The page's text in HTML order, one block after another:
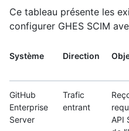
Ce tableau présente les
configurer GHES SCIM
Système Direction
GitHub
Enterprise
Server
Trafic
entrant
API